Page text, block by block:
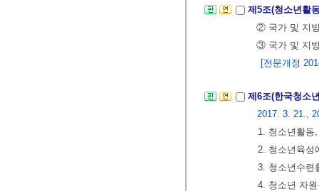
제5조(청소년활
② 국가 및 지
③ 국가 및 지
[전문개정
제6조(한국청소
2017. 3. 21.,
1. 청소년활
2. 청소년육성
3. 청소년수련
4. 청소년 자